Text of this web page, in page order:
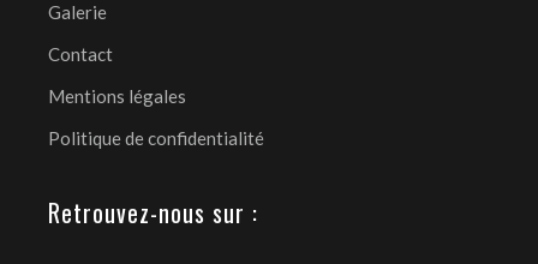
Galerie
Contact
Mentions légales
Politique de confidentialité
Retrouvez-nous sur :